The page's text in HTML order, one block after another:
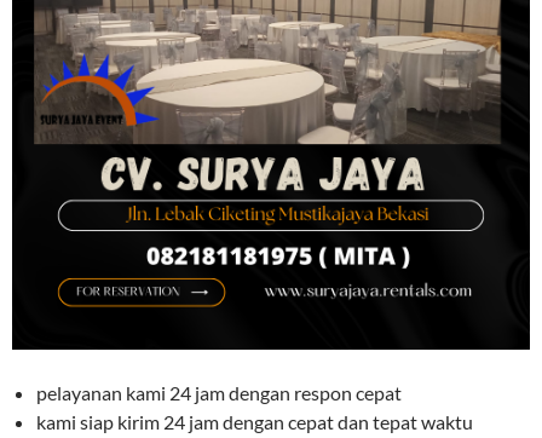
pelayanan kami 24 jam dengan respon cepat
kami siap kirim 24 jam dengan cepat dan tepat waktu